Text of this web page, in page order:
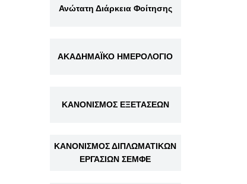
Ανώτατη Διάρκεια Φοίτησης
ΑΚΑΔΗΜΑΪΚΟ ΗΜΕΡΟΛΟΓΙΟ
ΚΑΝΟΝΙΣΜΟΣ ΕΞΕΤΑΣΕΩΝ
ΚΑΝΟΝΙΣΜΟΣ ΔΙΠΛΩΜΑΤΙΚΩΝ
ΕΡΓΑΣΙΩΝ ΣΕΜΦΕ